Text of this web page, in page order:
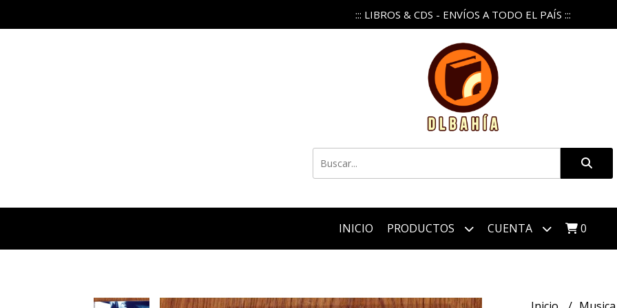
::: LIBROS & CDS - ENVÍOS A TODO EL PAÍS :::
INICIO PRODUCTOS CUENTA 0